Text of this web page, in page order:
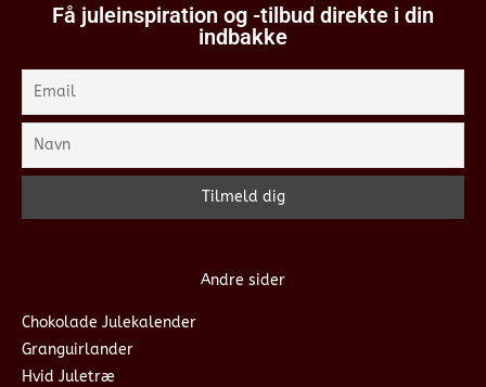
Få juleinspiration og -tilbud direkte i din
indbakke
Andre sider
Chokolade Julekalender
Granguirlander
Hvid Juletræ